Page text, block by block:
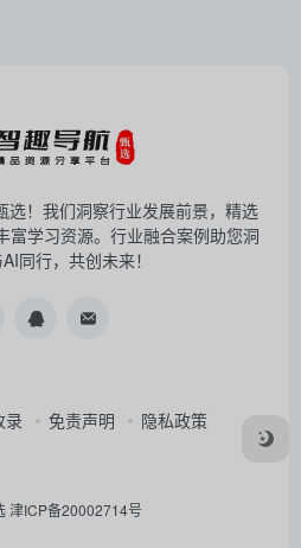
选！我们洞察行业发展前景，精选
富学习资源。行业融合案例助您洞
同行，共创未来！
录 免责声明 隐私政策
津ICP备20002714号